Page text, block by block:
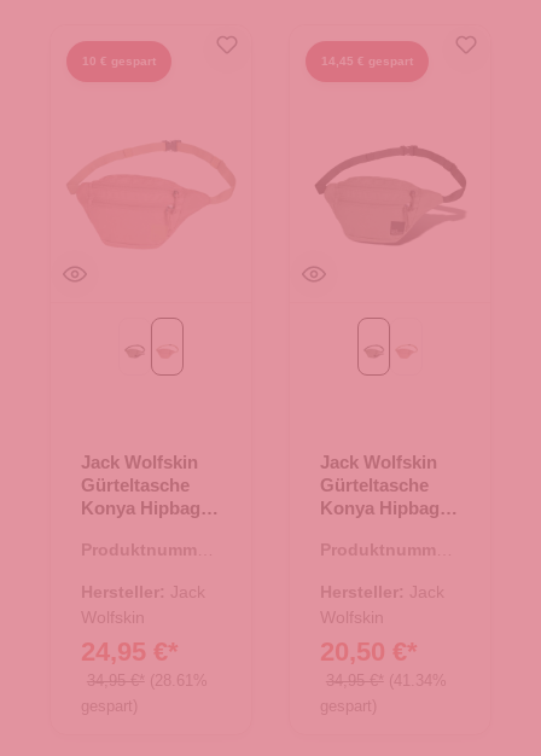
10 € gespart
Stonerose dawn
Jack Wolfskin
Gürteltasche
Konya Hipbag
Produktnummer:
Hersteller: Jack
Wolfskin
24,95 €*
34,95 €* (28.61%
gespart)
14,45 € gespart
Stonerose dawn
Jack Wolfskin
Gürteltasche
Konya Hipbag
Produktnummer:
Hersteller: Jack
Wolfskin
20,50 €*
34,95 €* (41.34%
gespart)